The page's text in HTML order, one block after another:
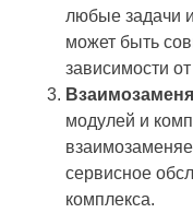
любые задачи
может быть
зависимости
модулей и
сервисное
комплекса.